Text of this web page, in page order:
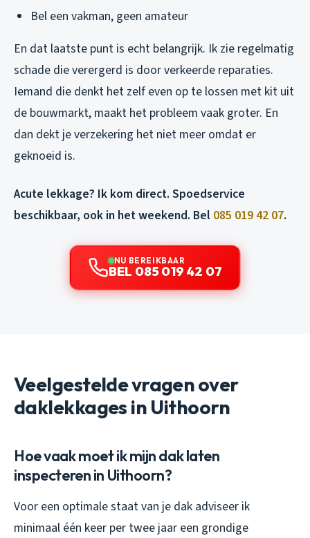
Bel een vakman, geen amateur
En dat laatste punt is echt belangrijk. Ik zie regelmatig
schade die verergerd is door verkeerde reparaties.
Iemand die denkt het zelf even op te lossen met kit uit
de bouwmarkt, maakt het probleem vaak groter. En
dan dekt je verzekering het niet meer omdat er
geknoeid is.
Acute lekkage? Ik kom direct. Spoedservice
beschikbaar, ook in het weekend. Bel 085 019 42 07.
NU BEREIKBAAR
BEL 085 019 42 07
Veelgestelde vragen over
daklekkages in Uithoorn
Hoe vaak moet ik mijn dak laten
inspecteren in Uithoorn?
Voor een optimale staat van je dak adviseer ik
minimaal één keer per twee jaar een grondige